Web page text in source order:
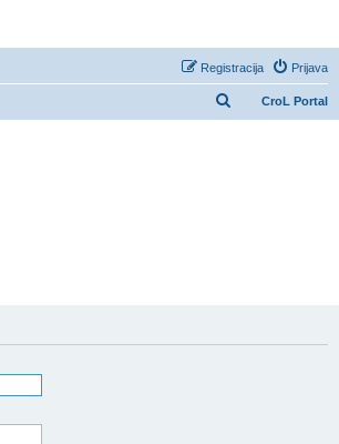
Prijava
Registracija
CroL Portal